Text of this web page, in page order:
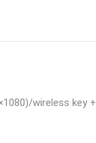
wireless key